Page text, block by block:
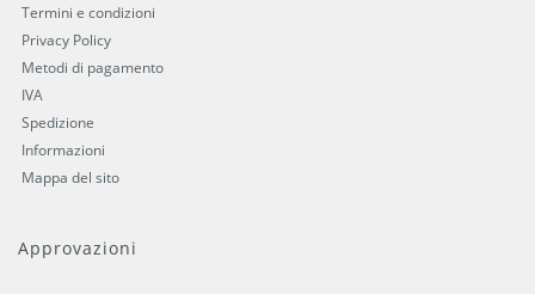
Termini e condizioni
Privacy Policy
Metodi di pagamento
IVA
Spedizione
Informazioni
Mappa del sito
Approvazioni